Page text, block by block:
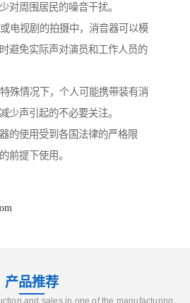
对周围居民的噪音干扰。
电视剧的拍摄中，消音器可以模
避免实际声对演员和工作人员的
殊情况下，个人可能携带装有消
少声引起的不必要关注。
的使用受到各国法律的严格限
前提下使用。
产品推荐
and sales in one of the manufacturing